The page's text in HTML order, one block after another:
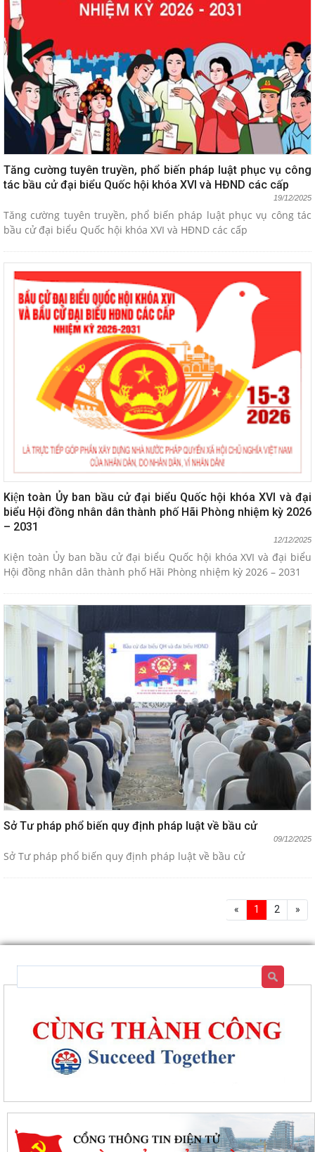
Tăng cường tuyên truyền, phổ biến pháp luật phục vụ công
tác bầu cử đại biểu Quốc hội khóa XVI và HĐND các cấp
19/12/2025
Tăng cường tuyên truyền, phổ biến pháp luật phục vụ công tác
bầu cử đại biểu Quốc hội khóa XVI và HĐND các cấp
Kiện toàn Ủy ban bầu cử đại biểu Quốc hội khóa XVI và đại
biểu Hội đồng nhân dân thành phố Hãi Phòng nhiệm kỳ 2026
– 2031
12/12/2025
Kiện toàn Ủy ban bầu cử đại biểu Quốc hội khóa XVI và đại biểu
Hội đồng nhân dân thành phố Hãi Phòng nhiệm kỳ 2026 – 2031
Sở Tư pháp phổ biến quy định pháp luật về bầu cử
09/12/2025
Sở Tư pháp phổ biến quy định pháp luật về bầu cử
« 1 2 »